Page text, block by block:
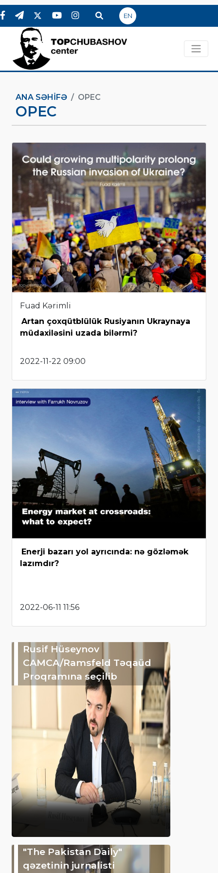
EN
ANA SƏHIFƏ OPEC
OPEC
Fuad Kərimli
Artan çoxqütblülük Rusiyanın Ukraynaya
müdaxiləsini uzada bilərmi?
2022-11-22 09:00
Enerji bazarı yol ayrıcında: nə gözləmək
lazımdır?
2022-06-11 11:56
Rusif Hüseynov
CAMCA/Ramsfeld Təqaüd
Proqramına seçilib
"The Pakistan Daily"
qəzetinin jurnalisti